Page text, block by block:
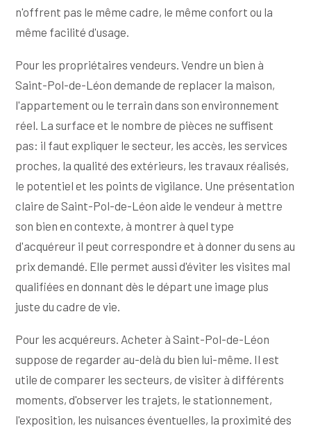
n'offrent pas le même cadre, le même confort ou la
même facilité d'usage.
Pour les propriétaires vendeurs. Vendre un bien à
Saint-Pol-de-Léon demande de replacer la maison,
l'appartement ou le terrain dans son environnement
réel. La surface et le nombre de pièces ne suffisent
pas: il faut expliquer le secteur, les accès, les services
proches, la qualité des extérieurs, les travaux réalisés,
le potentiel et les points de vigilance. Une présentation
claire de Saint-Pol-de-Léon aide le vendeur à mettre
son bien en contexte, à montrer à quel type
d'acquéreur il peut correspondre et à donner du sens au
prix demandé. Elle permet aussi d'éviter les visites mal
qualifiées en donnant dès le départ une image plus
juste du cadre de vie.
Pour les acquéreurs. Acheter à Saint-Pol-de-Léon
suppose de regarder au-delà du bien lui-même. Il est
utile de comparer les secteurs, de visiter à différents
moments, d'observer les trajets, le stationnement,
l'exposition, les nuisances éventuelles, la proximité des